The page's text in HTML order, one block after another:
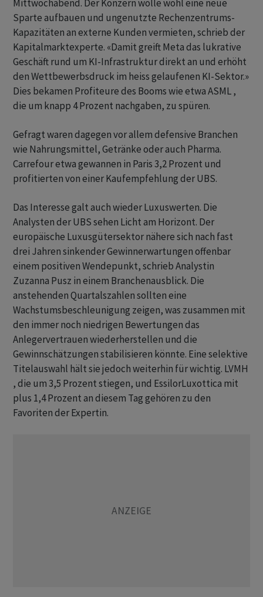
Mittwochabend. Der Konzern wolle wohl eine neue
Sparte aufbauen und ungenutzte Rechenzentrums-
Kapazitäten an externe Kunden vermieten, schrieb der
Kapitalmarktexperte. «Damit greift Meta das lukrative
Geschäft rund um KI-Infrastruktur direkt an und erhöht
den Wettbewerbsdruck im heiss gelaufenen KI-Sektor.»
Dies bekamen Profiteure des Booms wie etwa ASML ,
die um knapp 4 Prozent nachgaben, zu spüren.
Gefragt waren dagegen vor allem defensive Branchen
wie Nahrungsmittel, Getränke oder auch Pharma.
Carrefour etwa gewannen in Paris 3,2 Prozent und
profitierten von einer Kaufempfehlung der UBS.
Das Interesse galt auch wieder Luxuswerten. Die
Analysten der UBS sehen Licht am Horizont. Der
europäische Luxusgütersektor nähere sich nach fast
drei Jahren sinkender Gewinnerwartungen offenbar
einem positiven Wendepunkt, schrieb Analystin
Zuzanna Pusz in einem Branchenausblick. Die
anstehenden Quartalszahlen sollten eine
Wachstumsbeschleunigung zeigen, was zusammen mit
den immer noch niedrigen Bewertungen das
Anlegervertrauen wiederherstellen und die
Gewinnschätzungen stabilisieren könnte. Eine selektive
Titelauswahl hält sie jedoch weiterhin für wichtig. LVMH
, die um 3,5 Prozent stiegen, und EssilorLuxottica mit
plus 1,4 Prozent an diesem Tag gehören zu den
Favoriten der Expertin.